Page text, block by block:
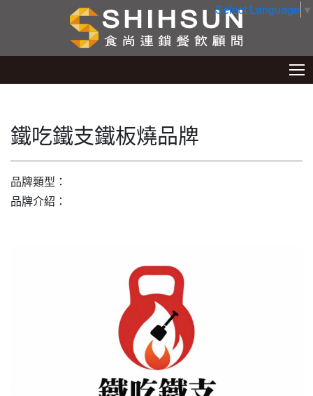
Select Language ▼
鐵吃鐵支鐵板燒品牌
品牌類型：
品牌介紹：